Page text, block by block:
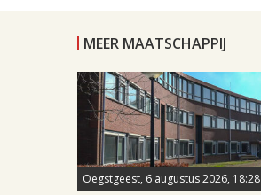
MEER MAATSCHAPPIJ
Oegstgeest, 6 augustus 2026, 18:28